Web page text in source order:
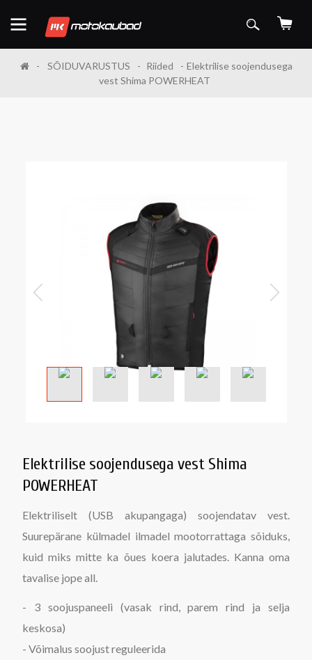
SÕIDUVARUSTUS Riided
Elektrilise soojendusega
vest Shima POWERHEAT
Elektrilise soojendusega vest Shima
POWERHEAT
Elektriliselt (USB akupangaga) soojendatav vest.
Suurepärane külmadel ilmadel mootorrattaga sõiduks,
kuid miks mitte ka õues koera jalutades. Kanna oma
tavalise jope all.
- 3 soojuspaneeli (vasak rind, parem rind ja selja
keskosa)
- Võimalus soojust reguleerida